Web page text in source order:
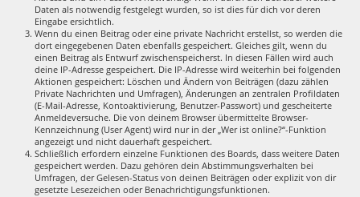
Daten als notwendig festgelegt wurden, so ist dies für dich vor deren
Eingabe ersichtlich.
Wenn du einen Beitrag oder eine private Nachricht erstellst, so werden die
dort eingegebenen Daten ebenfalls gespeichert. Gleiches gilt, wenn du
einen Beitrag als Entwurf zwischenspeicherst. In diesen Fällen wird auch
deine IP-Adresse gespeichert. Die IP-Adresse wird weiterhin bei folgenden
Aktionen gespeichert: Löschen und Ändern von Beiträgen (dazu zählen
Private Nachrichten und Umfragen), Änderungen an zentralen Profildaten
(E-Mail-Adresse, Kontoaktivierung, Benutzer-Passwort) und gescheiterte
Anmeldeversuche. Die von deinem Browser übermittelte Browser-
Kennzeichnung (User Agent) wird nur in der „Wer ist online?“-Funktion
angezeigt und nicht dauerhaft gespeichert.
Schließlich erfordern einzelne Funktionen des Boards, dass weitere Daten
gespeichert werden. Dazu gehören dein Abstimmungsverhalten bei
Umfragen, der Gelesen-Status von deinen Beiträgen oder explizit von dir
gesetzte Lesezeichen oder Benachrichtigungsfunktionen.